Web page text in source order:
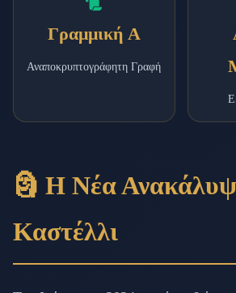
Γραμμική Α
Αναποκρυπτογράφητη Γραφή
🗿 Η Νέα
Καστέλλι